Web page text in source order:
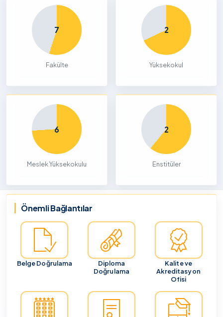
7
Fakülte
2
Yüksekokul
6
Meslek Yüksekokulu
2
Enstitüler
Önemli Bağlantılar
Belge Doğrulama
Diploma
Doğrulama
Kalite ve
Akreditasyon
Ofisi